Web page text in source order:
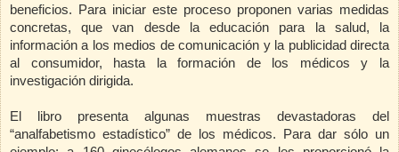
beneficios. Para iniciar este proceso proponen varias medidas
concretas, que van desde la educación para la salud, la
información a los medios de comunicación y la publicidad directa
al consumidor, hasta la formación de los médicos y la
investigación dirigida.
El libro presenta algunas muestras devastadoras del
“analfabetismo estadístico” de los médicos. Para dar sólo un